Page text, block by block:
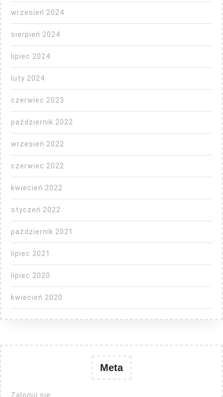
wrzesień 2024
sierpień 2024
lipiec 2024
luty 2024
czerwiec 2023
październik 2022
wrzesień 2022
czerwiec 2022
kwiecień 2022
styczeń 2022
październik 2021
lipiec 2021
lipiec 2020
kwiecień 2020
Meta
Zaloguj się